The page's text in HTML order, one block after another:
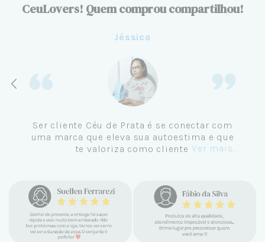
CeuLovers! Quem comprou compartilhou!
Aline
Me tornei cliente da Céu de Prata em
Setembro de 2024 e não me vejo
comprando em outro lugar. Eu sempre amei
encontrar a Céu. Atendimento
personalizado, verdadeiras jóias prata 925,
mimos e brindes incríveis. Virei cliente fiel
e amo demais as pratas que são lindas, tem
um brilho incrível e preço super justo. Fora